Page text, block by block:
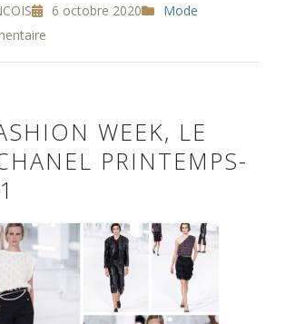
6 octobre 2020
Mode
WEEK, LE
PRINTEMPS-